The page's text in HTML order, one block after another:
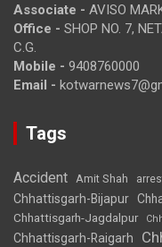
Associate - AVISO
Office - SHOP NO. 7,
C.G.
Mobile - 9408760000
Email -
Tags
Accident Amit Shah
Chhattisgarh-Bijapur
Chhattisgarh-Jagdalpur
Chhattisgarh-Raigarh